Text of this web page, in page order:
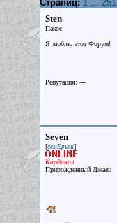
Страниц: 1 ... 251
Sten
Пакос
Я люблю этот Форум!
Репутация: ---
Seven
[семЁрыш]
Кардинал
Прирожденный Джаец